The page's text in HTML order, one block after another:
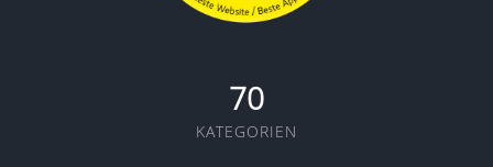
70
KATEGORIEN